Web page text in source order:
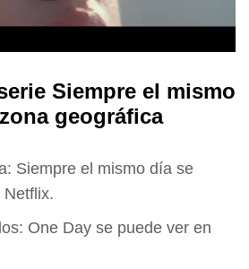
Siempre el mismo
geográfica
Siempre el mismo día se
Netflix.
One Day se puede ver en